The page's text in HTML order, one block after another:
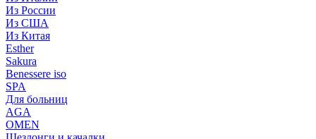
Из России
Из США
Из Китая
Esther
Sakura
Benessere iso
SPA
Для больниц
AGA
OMEN